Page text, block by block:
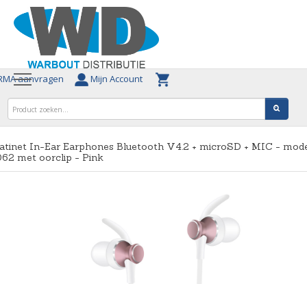
aanvragen Mijn Account
In-Ear Earphones Bluetooth V4.2 + microSD + MIC -
met oorclip - Pink